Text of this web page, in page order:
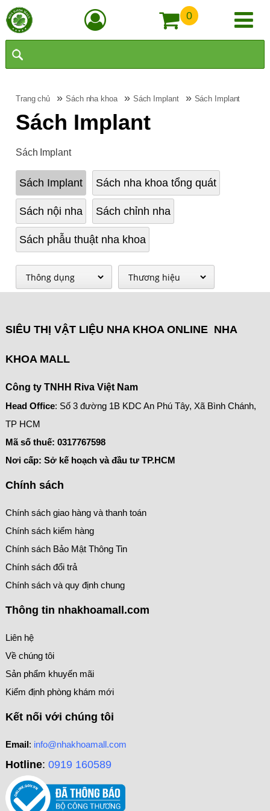
0
Trang chủ »Sách nha khoa » Sách Implant » Sách Implant
Sách Implant
Sách Implant
Sách Implant Sách nha khoa tổng quát
Sách nội nha Sách chỉnh nha
Sách phẫu thuật nha khoa
SIÊU THỊ VẬT LIỆU NHA KHOA ONLINE NHA
KHOA MALL
Công ty TNHH Riva Việt Nam
Head Office: Số 3 đường 1B KDC An Phú Tây, Xã Bình Chánh,
TP HCM
Mã số thuế: 0317767598
Nơi cấp: Sở kế hoạch và đầu tư TP.HCM
Chính sách
Chính sách giao hàng và thanh toán
Chính sách kiểm hàng
Chính sách Bảo Mật Thông Tin
Chính sách đổi trả
Chính sách và quy định chung
Thông tin nhakhoamall.com
Liên hệ
Về chúng tôi
Sản phẩm khuyến mãi
Kiểm định phòng khám mới
Kết nối với chúng tôi
Email: info@nhakhoamall.com
Hotline: 0919 160589